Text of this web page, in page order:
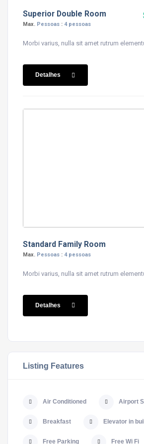
Superior Double Room
Max. Pessoas : 4 pessoas
Morbi varius, nulla sit amet rutrum
Detalhes
Standard Family Room
Max. Pessoas : 4 pessoas
Morbi varius, nulla sit amet rutrum
Detalhes
Listing Features
Air Conditioned Airport
Breakfast Elevator in
Free Parking Free Wi Fi